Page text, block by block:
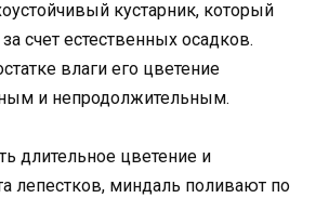
кустарник, который
счет естественных осадков.
влаги его цветение
и непродолжительным.
длительное цветение и
лепестков, миндаль поливают по